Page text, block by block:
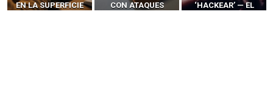
EN LA SUPERFICIE
CON ATAQUES
‘HACKEAR’ — EL